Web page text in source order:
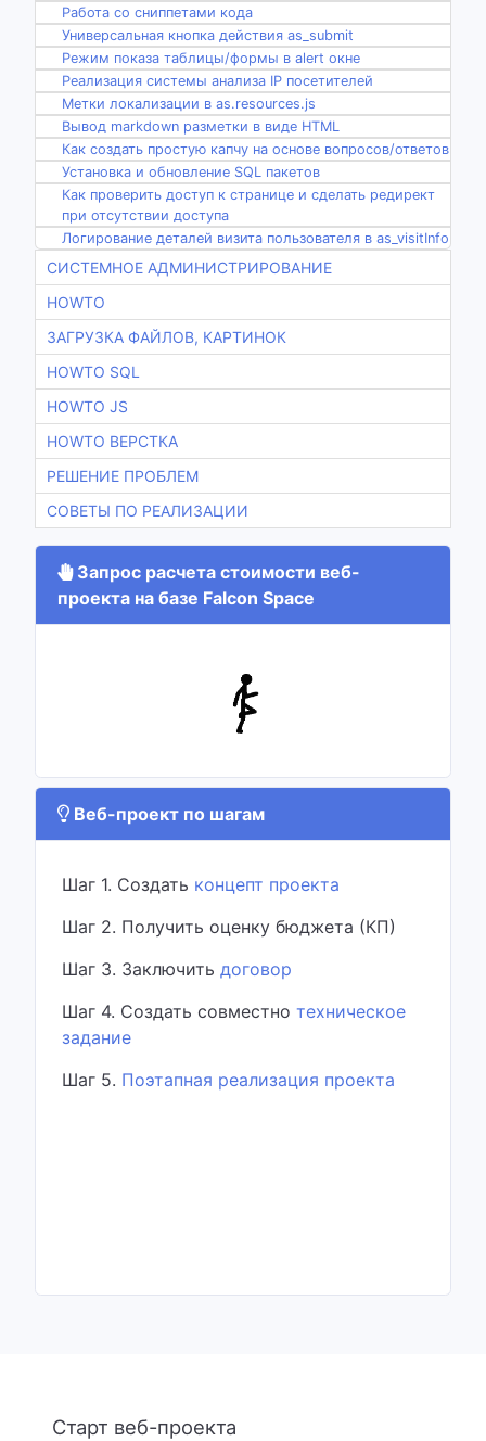
Работа со сниппетами кода
Универсальная кнопка действия as_submit
Режим показа таблицы/формы в alert окне
Реализация системы анализа IP посетителей
Метки локализации в as.resources.js
Вывод markdown разметки в виде HTML
Как создать простую капчу на основе вопросов/ответов
Установка и обновление SQL пакетов
Как проверить доступ к странице и сделать редирект
при отсутствии доступа
Логирование деталей визита пользователя в as_visitInfo
СИСТЕМНОЕ АДМИНИСТРИРОВАНИЕ
HOWTO
ЗАГРУЗКА ФАЙЛОВ, КАРТИНОК
HOWTO SQL
HOWTO JS
HOWTO ВЕРСТКА
РЕШЕНИЕ ПРОБЛЕМ
СОВЕТЫ ПО РЕАЛИЗАЦИИ
Запрос расчета стоимости веб-
проекта на базе Falcon Space
Веб-проект по шагам
Шаг 1. Создать концепт проекта
Шаг 2. Получить оценку бюджета (КП)
Шаг 3. Заключить договор
Шаг 4. Создать совместно техническое
задание
Шаг 5. Поэтапная реализация проекта
Старт веб-проекта